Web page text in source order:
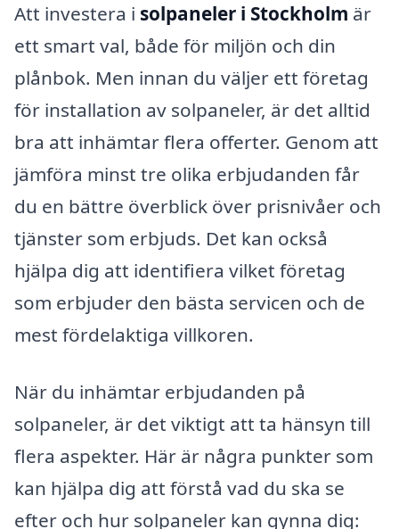
Att investera i solpaneler i Stockholm är
ett smart val, både för miljön och din
plånbok. Men innan du väljer ett företag
för installation av solpaneler, är det alltid
bra att inhämtar flera offerter. Genom att
jämföra minst tre olika erbjudanden får
du en bättre överblick över prisnivåer och
tjänster som erbjuds. Det kan också
hjälpa dig att identifiera vilket företag
som erbjuder den bästa servicen och de
mest fördelaktiga villkoren.
När du inhämtar erbjudanden på
solpaneler, är det viktigt att ta hänsyn till
flera aspekter. Här är några punkter som
kan hjälpa dig att förstå vad du ska se
efter och hur solpaneler kan gynna dig: